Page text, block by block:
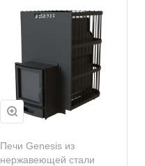
Печи Genesis из
нержавеющей стали